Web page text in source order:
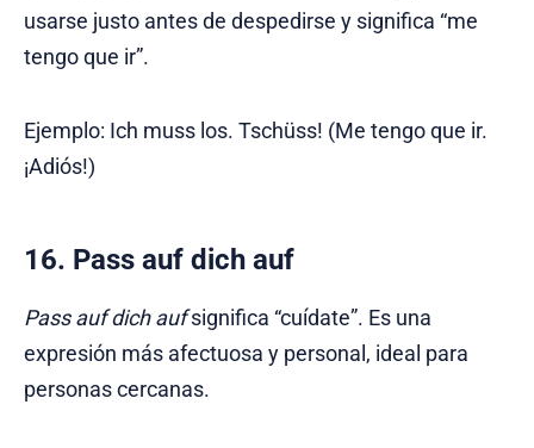
usarse justo antes de despedirse y significa “me
tengo que ir”.
Ejemplo: Ich muss los. Tschüss! (Me tengo que ir.
¡Adiós!)
16. Pass auf dich auf
Pass auf dich aufsignifica “cuídate”. Es una
expresión más afectuosa y personal, ideal para
personas cercanas.